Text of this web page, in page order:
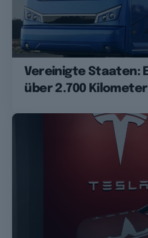
Vereinigte Staaten:
über 2.700 Kilometer